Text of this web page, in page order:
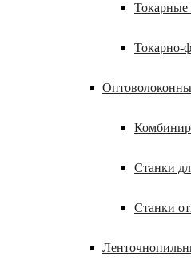
Токарные
Токарно-
Станки
Станки